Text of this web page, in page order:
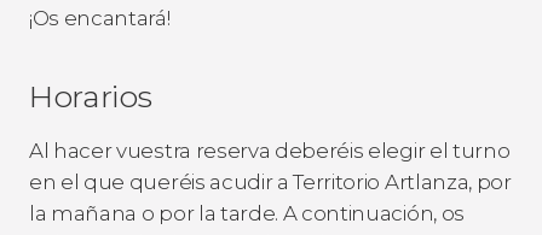
¡Os encantará!
Horarios
Al hacer vuestra reserva deberéis elegir el turno
en el que queréis acudir a Territorio Artlanza, por
la mañana o por la tarde. A continuación, os